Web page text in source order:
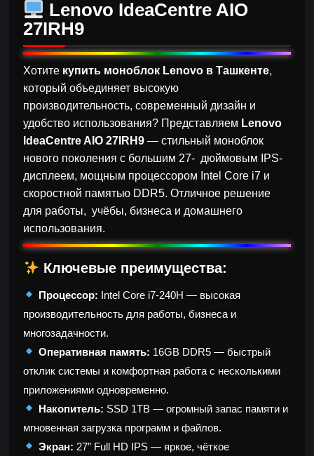
Lenovo IdeaCentre AIO
27IRH9
Хотите купить моноблок Lenovo в Ташкенте,
который объединяет высокую
производительность, современный дизайн и
удобство использования? Представляем Lenovo
IdeaCentre AIO 27IRH9 — стильный моноблок
нового поколения с большим 27- дюймовым IPS-
дисплеем, мощным процессором Intel Core i7 и
скоростной памятью DDR5. Отличное решение
для работы, учёбы, бизнеса и домашнего
использования.
Ключевые преимущества:
Процессор: Intel Core i7-240H — высокая
производительность для работы, бизнеса и
многозадачности.
Оперативная память: 16GB DDR5 — быстрый
отклик системы и комфортная работа с несколькими
приложениями одновременно.
Накопитель: SSD 1TB — огромный запас памяти и
мгновенная загрузка программ и файлов.
Экран: 27″ Full HD IPS — яркое, чёткое